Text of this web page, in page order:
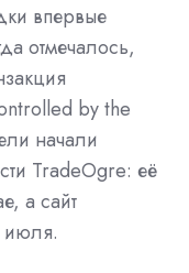
впервые
отмечалось,
by the
начали
TradeOgre: её
а сайт
июля.